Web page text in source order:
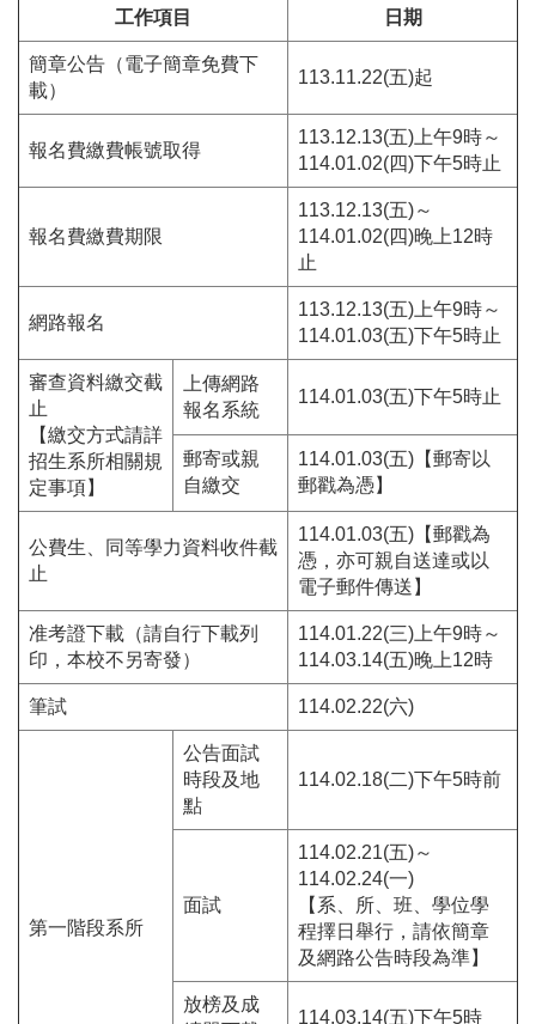
工作項目 日期
簡章公告（電子簡章免費下
載）
113.11.22(五)起
報名費繳費帳號取得
113.12.13(五)上午9時～
114.01.02(四)下午5時止
報名費繳費期限
113.12.13(五)～
114.01.02(四)晚上12時
止
網路報名
113.12.13(五)上午9時～
114.01.03(五)下午5時止
審查資料繳交截
止
【繳交方式請詳
招生系所相關規
定事項】
上傳網路
報名系統
114.01.03(五)下午5時止
郵寄或親
自繳交
114.01.03(五)【郵寄以
郵戳為憑】
公費生、同等學力資料收件截
止
114.01.03(五)【郵戳為
憑，亦可親自送達或以
電子郵件傳送】
准考證下載（請自行下載列
印，本校不另寄發）
114.01.22(三)上午9時～
114.03.14(五)晚上12時
筆試 114.02.22(六)
第一階段系所
公告面試
時段及地
點
114.02.18(二)下午5時前
面試
114.02.21(五)～
114.02.24(一)
【系、所、班、學位學
程擇日舉行，請依簡章
及網路公告時段為準】
放榜及成
114.03.14(五)下午5時